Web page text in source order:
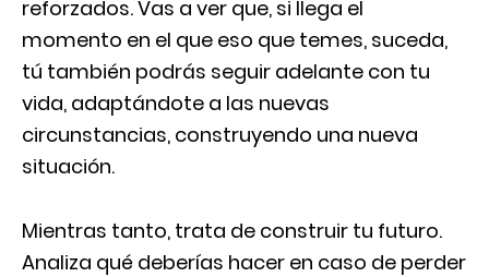
reforzados. Vas a ver que, si llega el
momento en el que eso que temes, suceda,
tú también podrás seguir adelante con tu
vida, adaptándote a las nuevas
circunstancias, construyendo una nueva
situación.
Mientras tanto, trata de construir tu futuro.
Analiza qué deberías hacer en caso de perder